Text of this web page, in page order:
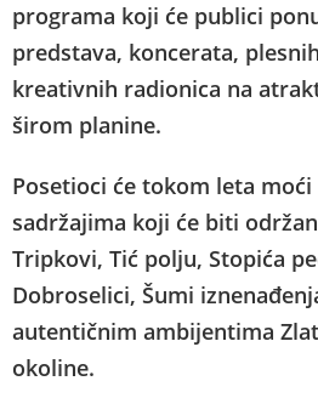
programa koji će publici
predstava, koncerata,
kreativnih radionica na
širom planine.
Posetioci će tokom leta
sadržajima koji će biti
Tripkovi, Tić polju, Stopića
Dobroselici, Šumi
autentičnim ambijentima
okoline.